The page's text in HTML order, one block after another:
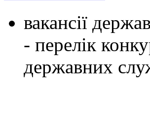
вакансії
- перелік
державних